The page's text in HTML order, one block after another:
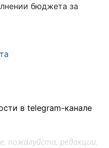
бюджета за
в telegram-канале
пожалуйста, редакции.